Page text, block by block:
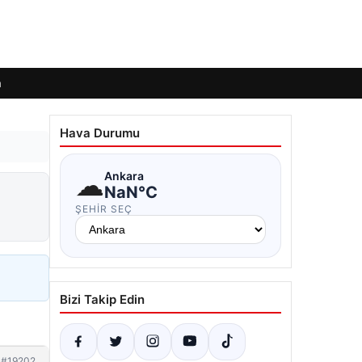
Hava Durumu
☁Ankara
NaN°C
ŞEHIR SEÇ
Bizi Takip Edin